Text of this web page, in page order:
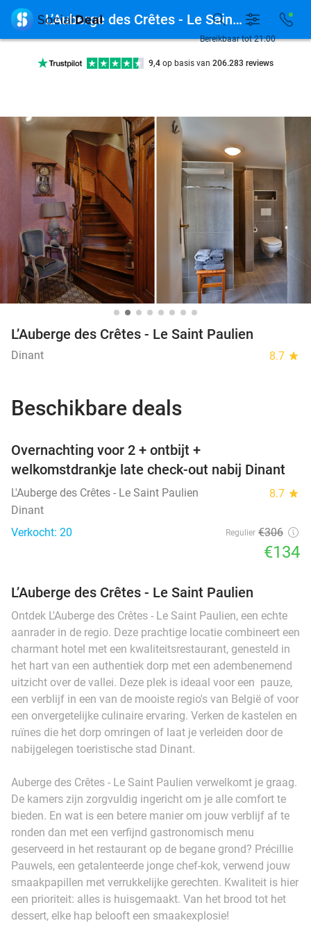
Ontdek 15.000+ deals
10+ miljoen leden
9,4 op basis van206.283 reviews
Ontdek 15.000+ deals
7 dagen per week beschikbaar
10+ miljoen leden
Bereikbaar tot 21:00
 L’Auberge des Crêtes - Le Saint Paulien
L’Auberge des Crêtes - Le Saint Paulien
Dinant 8.7 star
Beschikbare deals
Overnachting voor 2 + ontbijt +
welkomstdrankje late check-out nabij Dinant
L'Auberge des Crêtes - Le Saint Paulien 8.7 star
Dinant
Verkocht: 20
Regulier €306
€134
L’Auberge des Crêtes - Le Saint Paulien
Ontdek L'Auberge des Crêtes - Le Saint Paulien, een echte
aanrader in de regio. Deze prachtige locatie combineert een
charmant hotel met een kwaliteitsrestaurant, genesteld in
het hart van een authentiek dorp met een adembenemend
uitzicht over de vallei. Deze plek is ideaal voor een pauze,
een verblijf in een van de mooiste regio's van België of voor
een onvergetelijke culinaire ervaring. Verken de kastelen en
ruïnes die het dorp omringen of laat je verleiden door de
nabijgelegen toeristische stad Dinant.
Auberge des Crêtes - Le Saint Paulien verwelkomt je graag.
De kamers zijn zorgvuldig ingericht om je alle comfort te
bieden. En wat is een betere manier om jouw verblijf af te
ronden dan met een verfijnd gastronomisch menu
geserveerd in het restaurant op de begane grond? Précillie
Pauwels, een getalenteerde jonge chef-kok, verwend jouw
smaakpapillen met verrukkelijke gerechten. Kwaliteit is hier
een prioriteit: alles is huisgemaakt. Van het brood tot het
dessert, elke hap belooft een smaakexplosie!